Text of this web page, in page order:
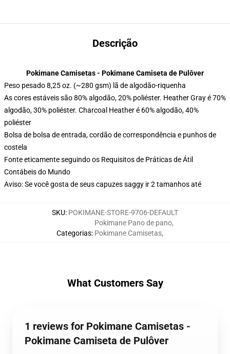
Descrição
Pokimane Camisetas - Pokimane Camiseta de Pulôver
Peso pesado 8,25 oz. (~280 gsm) lã de algodão-riquenha
As cores estáveis são 80% algodão, 20% poliéster. Heather Gray é 70%
algodão, 30% poliéster. Charcoal Heather é 60% algodão, 40%
poliéster
Bolsa de bolsa de entrada, cordão de correspondência e punhos de
costela
Fonte eticamente seguindo os Requisitos de Práticas de Átil
Contábeis do Mundo
Aviso: Se você gosta de seus capuzes saggy ir 2 tamanhos até
SKU: POKIMANE-STORE-9706-DEFAULT
Categorias:
Pokimane Pano de pano,
Pokimane Camisetas,
What Customers Say
1 reviews for Pokimane Camisetas -
Pokimane Camiseta de Pulôver